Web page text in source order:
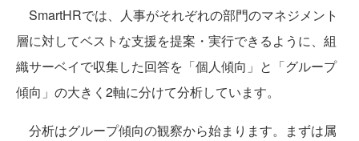
SmartHRでは、人事がそれぞれの部門のマネジメント
層に対してベストな支援を提案・実行できるように、組
織サーベイで収集した回答を「個人傾向」と「グループ
傾向」の大きく2軸に分けて分析しています。
分析はグループ傾向の観察から始まります。まずは属